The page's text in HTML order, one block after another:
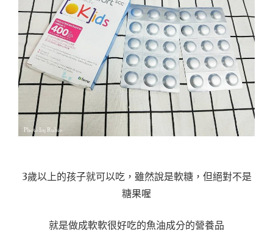
3歲以上的孩子就可以吃，雖然說是軟糖，但絕對不是
糖果喔
就是做成軟軟很好吃的魚油成分的營養品